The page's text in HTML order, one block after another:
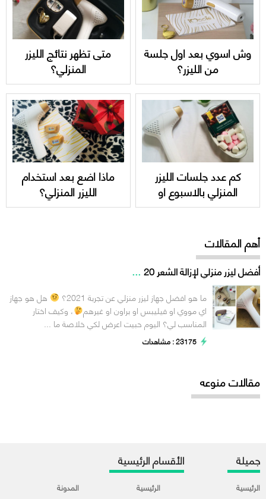
وش اسوي بعد اول جلسة
من الليزر؟
متى تظهر نتائج الليزر
المنزلي؟
كم عدد جلسات الليزر
المنزلي بالاسبوع او
بالشهر؟
ماذا اضع بعد استخدام
الليزر المنزلي؟
أهم المقالات
أفضل ليزر منزلي لإزالة الشعر 20 ...
ما هو افضل جهاز ليزر منزلي عن تجربة 2021؟
هل هو جهاز
اي مووي او فيليبس او براون او غيرهم
، وكيف اختار
المناسب لي؟ اليوم حبيت اعرض لكي خلاصة ما ...
23175 : مشاهدات
مقالات منوعه
جميلة
الرئيسية
الأقسام الرئيسية
الرئيسية المدونة